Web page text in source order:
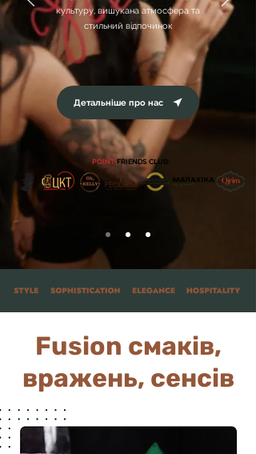
культуру, вишукана атмосфера та
стильний відпочинок
Детальніше про нас
POINT FRIENDS CLUB:
Fusion смаків,
вражень, сенсів